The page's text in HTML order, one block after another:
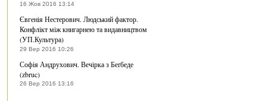
16 Жов 2016 13:14
Євгенія Нестерович. Людський фактор.
Конфлікт між книгарнею та видавництвом
(УП.Культура)
29 Вер 2016 10:26
Софія Андрухович. Вечірка з Беґбеде
(zbruc)
26 Вер 2016 13:16